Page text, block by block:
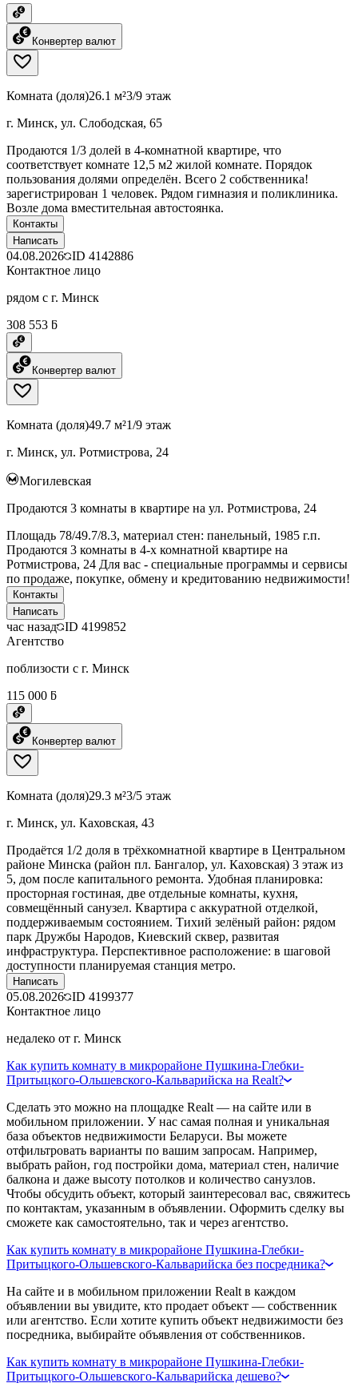
Конвертер валют
Комната (доля)26.1 м²3/9 этаж
г. Минск, ул. Слободская, 65
Продаются 1/3 долей в 4-комнатной квартире, что
соответствует комнате 12,5 м2 жилой комнате. Порядок
пользования долями определён. Всего 2 собственника!
зарегистрирован 1 человек. Рядом гимназия и поликлиника.
Возле дома вместительная автостоянка.
Контакты
Написать
04.08.2026 ID 4142886
Контактное лицо
рядом с г. Минск
308 553 ƃ
Конвертер валют
Комната (доля)49.7 м²1/9 этаж
г. Минск, ул. Ротмистрова, 24
Могилевская
Продаются 3 комнаты в квартире на ул. Ротмистрова, 24
Площадь 78/49.7/8.3, материал стен: панельный, 1985 г.п.
Продаются 3 комнаты в 4-х комнатной квартире на
Ротмистрова, 24 Для вас - специальные программы и сервисы
по продаже, покупке, обмену и кредитованию недвижимости!
Контакты
Написать
час назад ID 4199852
Агентство
поблизости с г. Минск
115 000 ƃ
Конвертер валют
Комната (доля)29.3 м²3/5 этаж
г. Минск, ул. Каховская, 43
Продаётся 1/2 доля в трёхкомнатной квартире в Центральном
районе Минска (район пл. Бангалор, ул. Каховская) 3 этаж из
5, дом после капитального ремонта. Удобная планировка:
просторная гостиная, две отдельные комнаты, кухня,
совмещённый санузел. Квартира с аккуратной отделкой,
поддерживаемым состоянием. Тихий зелёный район: рядом
парк Дружбы Народов, Киевский сквер, развитая
инфраструктура. Перспективное расположение: в шаговой
доступности планируемая станция метро.
Написать
05.08.2026 ID 4199377
Контактное лицо
недалеко от г. Минск
Как купить комнату в микрорайоне Пушкина-Глебки-
Притыцкого-Ольшевского-Кальварийска на Realt?
Сделать это можно на площадке Realt — на сайте или в
мобильном приложении. У нас самая полная и уникальная
база объектов недвижимости Беларуси. Вы можете
отфильтровать варианты по вашим запросам. Например,
выбрать район, год постройки дома, материал стен, наличие
балкона и даже высоту потолков и количество санузлов.
Чтобы обсудить объект, который заинтересовал вас, свяжитесь
по контактам, указанным в объявлении. Оформить сделку вы
сможете как самостоятельно, так и через агентство.
Как купить комнату в микрорайоне Пушкина-Глебки-
Притыцкого-Ольшевского-Кальварийска без посредника?
На сайте и в мобильном приложении Realt в каждом
объявлении вы увидите, кто продает объект — собственник
или агентство. Если хотите купить объект недвижимости без
посредника, выбирайте объявления от собственников.
Как купить комнату в микрорайоне Пушкина-Глебки-
Притыцкого-Ольшевского-Кальварийска дешево?